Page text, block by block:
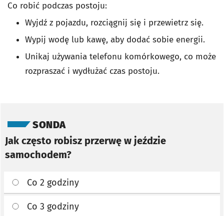
Co robić podczas postoju:
Wyjdź z pojazdu, rozciągnij się i przewietrz się.
Wypij wodę lub kawę, aby dodać sobie energii.
Unikaj używania telefonu komórkowego, co może
rozpraszać i wydłużać czas postoju.
SONDA
Jak często robisz przerwę w jeździe
samochodem?
Co 2 godziny
Co 3 godziny